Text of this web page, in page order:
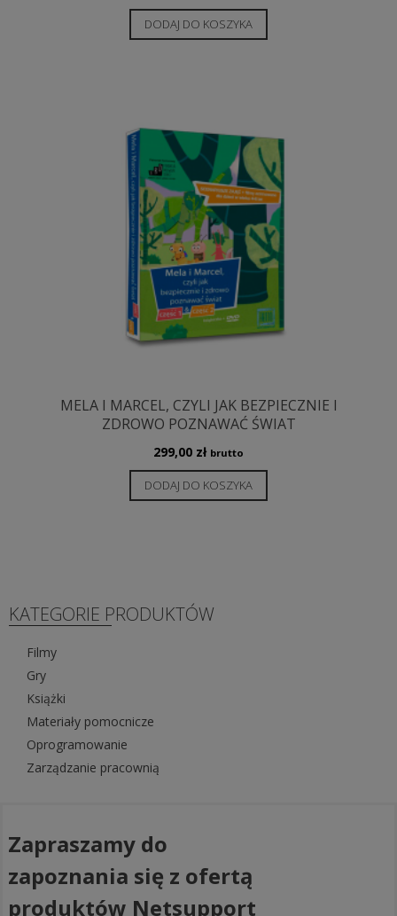
DODAJ DO KOSZYKA
MELA I MARCEL, CZYLI JAK BEZPIECZNIE I
ZDROWO POZNAWAĆ ŚWIAT
299,00 zł brutto
DODAJ DO KOSZYKA
KATEGORIE PRODUKTÓW
Filmy
Gry
Książki
Materiały pomocnicze
Oprogramowanie
Zarządzanie pracownią
Zapraszamy do
zapoznania się z ofertą
produktów Netsupport